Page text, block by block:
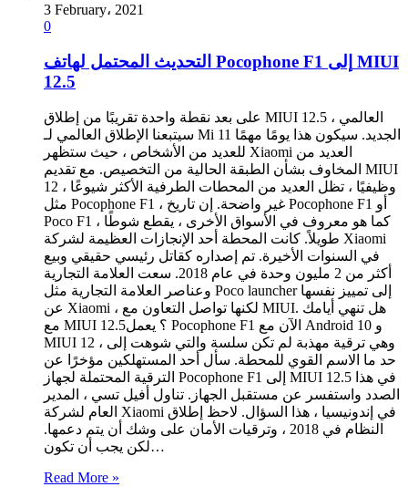
3 February، 2021
0
التحديث المحتمل لهاتف Pocophone F1 إلى MIUI
12.5
على بعد نقطة واحدة تقريبًا من إطلاق MIUI 12.5 العالمي ،
سيتبعنا الإطلاق العالمي لـ Mi 11 الجديد. سيكون هذا يومًا مهمًا
للعديد من الأشخاص ، حيث ستظهر Xiaomi العديد من
المخاوف بشأن الطبقة الحالية من التخصيص. مع تقديم MIUI
12 وظيفيًا ، تظل العديد من المحطات الطرفية الأكثر شيوعًا ،
مثل Pocophone F1 ، غير واضحة. إن تاريخ Pocophone F1 أو
Poco F1 ، كما هو معروف في الأسواق الأخرى ، يقطع شوطًا
طويلاً. كانت المحطة أحد الإنجازات العظيمة لشركة Xiaomi
في السنوات الأخيرة. تم إصداره كقاتل رئيسي حقيقي وبيع
أكثر من 2 مليون وحدة في عام 2018. سعت العلامة التجارية
وعناصر العلامة التجارية مثل Poco launcher إلى تمييز نفسها
عن Xiaomi ، لكنها تواصل التعاون مع MIUI. هل تنهي أيامك
مع MIUI 12.5؟ يعمل Pocophone F1 الآن مع Android 10 و
MIUI 12 ، وهي ترقية مهذبة لم تكن سلسة والتي شوهت إلى
حد ما الاسم القوي للمحطة. سأل أحد المستهلكين مؤخرًا عن
الترقية المحتملة لجهاز Pocophone F1 إلى MIUI 12.5 في هذا
الصدد واستفسر عن مستقبل الجهاز. تناول أفيل تسي ، المدير
العام لشركة Xiaomi في إندونيسيا ، هذا السؤال. لاحظ إطلاق
النظام في 2018 ، وترقيات الأمان على وشك أن يتم دعمها.
لكن يجب أن تكون…
Read More »